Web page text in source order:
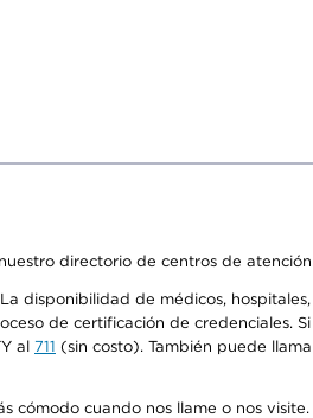
directorio de centros de
disponibilidad de médicos,
de certificación de credenciales.
al 711 (sin costo). También puede
cómodo cuando nos llame o nos